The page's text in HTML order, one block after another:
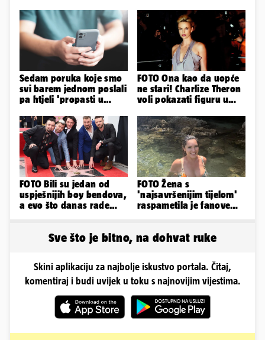
Sedam poruka koje smo
svi barem jednom poslali
pa htjeli 'propasti u
FOTO Ona kao da uopće
ne stari! Charlize Theron
voli pokazati figuru u
FOTO Bili su jedan od
uspješnijih boy bendova,
a evo što danas rade
FOTO Žena s
'najsavršenijim tijelom'
raspametila je fanove
Sve što je bitno, na dohvat ruke
Skini aplikaciju za najbolje iskustvo portala. Čitaj,
komentiraj i budi uvijek u toku s najnovijim vijestima.